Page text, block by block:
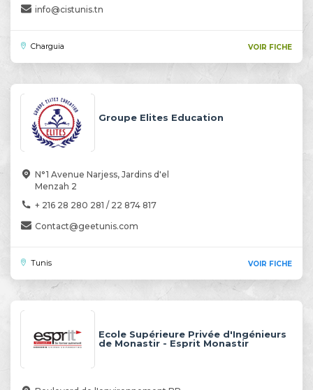
info@cistunis.tn
Charguia VOIR FICHE
Groupe Elites Education
N°1 Avenue Narjess, Jardins d'el
Menzah 2
+ 216 28 280 281 / 22 874 817
Contact@geetunis.com
Tunis VOIR FICHE
Ecole Supérieure Privée d'Ingénieurs
de Monastir - Esprit Monastir